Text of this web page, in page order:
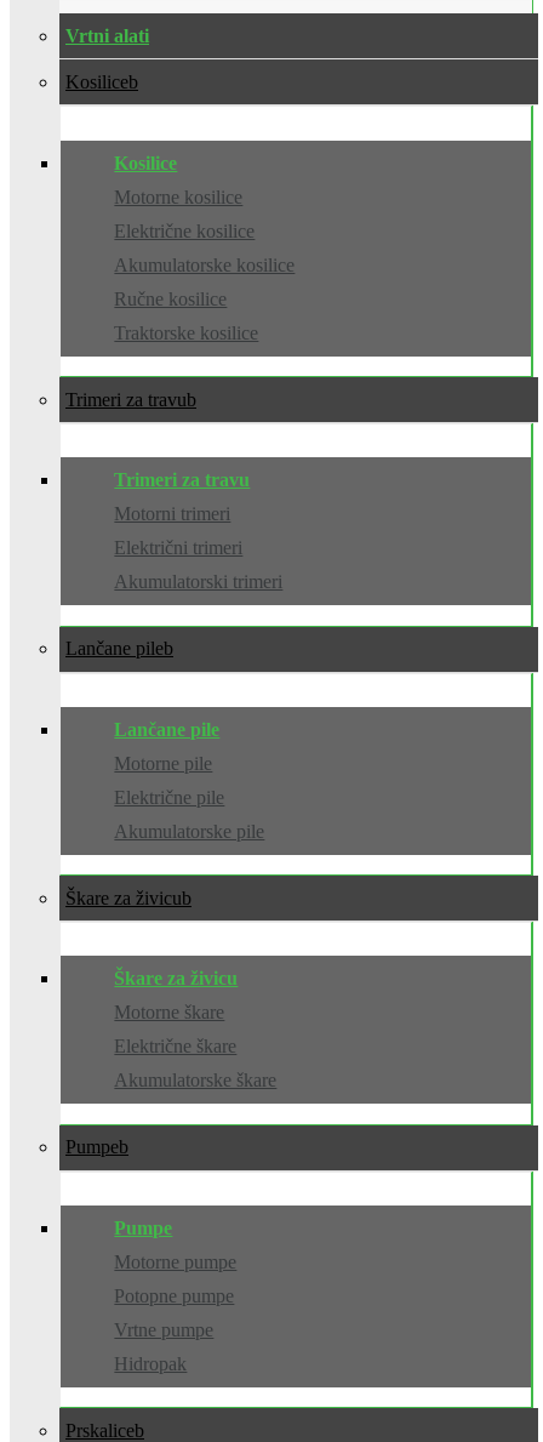
Vrtni alati
Kosilice
Kosilice
Motorne kosilice
Električne kosilice
Akumulatorske kosilice
Ručne kosilice
Traktorske kosilice
Trimeri za travu
Trimeri za travu
Motorni trimeri
Električni trimeri
Akumulatorski trimeri
Lančane pile
Lančane pile
Motorne pile
Električne pile
Akumulatorske pile
Škare za živicu
Škare za živicu
Motorne škare
Električne škare
Akumulatorske škare
Pumpe
Pumpe
Motorne pumpe
Potopne pumpe
Vrtne pumpe
Hidropak
Prskalice